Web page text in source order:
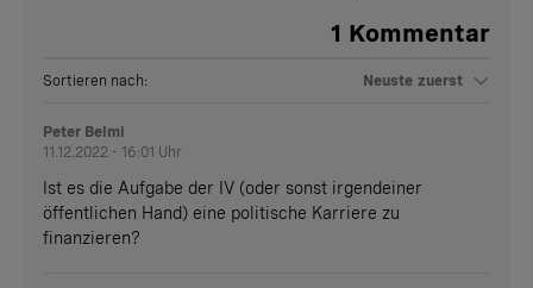
1 Kommentar
Sortieren nach: Neuste zuerst
Peter Belmi
11.12.2022 - 16:01 Uhr
Ist es die Aufgabe der IV (oder sonst irgendeiner
öffentlichen Hand) eine politische Karriere zu
finanzieren?